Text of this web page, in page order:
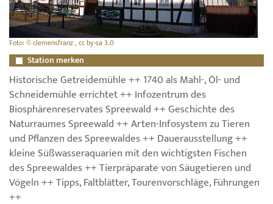
Foto: © clemensfranz , cc by-sa 3.0
Station merken
Historische Getreidemühle ++ 1740 als Mahl-, Öl- und
Schneidemühle errichtet ++ Infozentrum des
Biosphärenreservates Spreewald ++ Geschichte des
Naturraumes Spreewald ++ Arten-Infosystem zu Tieren
und Pflanzen des Spreewaldes ++ Dauerausstellung ++
kleine Süßwasseraquarien mit den wichtigsten Fischen
des Spreewaldes ++ Tierpräparate von Säugetieren und
Vögeln ++ Tipps, Faltblätter, Tourenvorschläge, Führungen
++